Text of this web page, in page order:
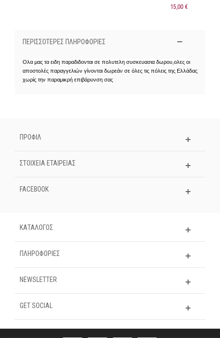
15,00 €
ΠΕΡΙΣΣΌΤΕΡΕΣ ΠΛΗΡΟΦΟΡΊΕΣ
Ολα μας τα ειδη παραδιδονται σε πολυτελη συσκευασια δωρου,ολες οι
αποστολές παραγγελιών γίνονται δωρεάν σε όλες τις πόλεις της Ελλάδας
χωρίς την παραμικρή επιβάρυνση σας
ΠΡΟΦΙΛ
ΣΤΟΙΧΕΊΑ ΕΤΑΙΡΕΊΑΣ
FACEBOOK
ΚΑΤΑΛΟΓΟΣ
ΠΛΗΡΟΦΟΡΊΕΣ
NEWSLETTER
GET SOCIAL